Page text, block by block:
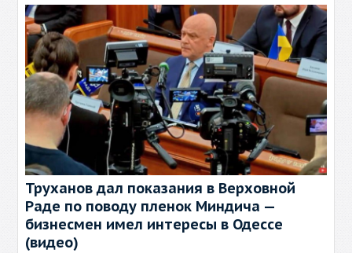
Труханов дал показания в Верховной
Раде по поводу пленок Миндича —
бизнесмен имел интересы в Одессе
(видео)